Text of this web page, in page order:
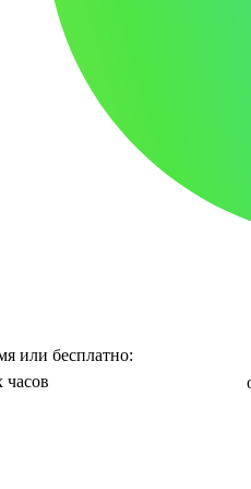
или бесплатно:
часов